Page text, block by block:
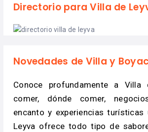
Directorio para Villa de
Novedades de Villa y
Conoce profundamente a Villa
comer, dónde comer,
encanto y experiencias turísticas
Leyva ofrece todo tipo de